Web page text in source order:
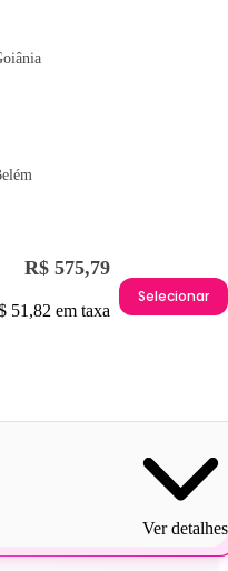
R$ 575,79
51,82 em taxa
Selecionar
Ver detalhes